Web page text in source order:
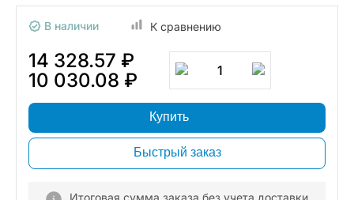
В наличии К сравнению
14 328.57 ₽
10 030.08 ₽
1
Купить
Быстрый заказ
Итоговая сумма заказа без учета доставки